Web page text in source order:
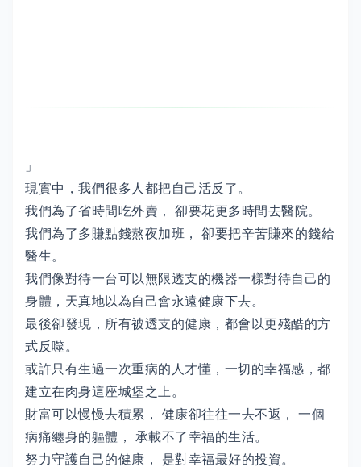
」
現實中，我們很多人都把自己活反了。
我們為了省時間吃外賣， 卻要花更多時間去醫院。
我們為了多賺點錢熬夜加班， 卻要把辛苦賺來的錢給
醫生。
我們像對待一台可以無限透支的機器一樣對待自己的
身體，天真地以為自己會永遠健康下去。
最後卻發現，所有被透支的健康，都會以更殘酷的方
式反噬。
或許只有生過一次重病的人才懂，一切的幸福感，都
建立在肉身這座城堡之上。
財富可以慢慢去積累， 健康卻往往一去不返， 一個
病痛纏身的軀體， 承載不了幸福的生活。
努力守護自己的健康， 是對幸福最好的投資。